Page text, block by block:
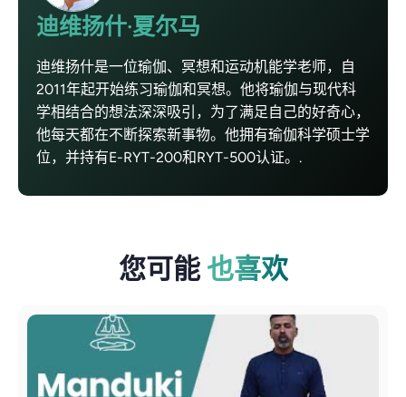
迪维扬什·夏尔马
迪维扬什是一位瑜伽、冥想和运动机能学老师，自
2011年起开始练习瑜伽和冥想。他将瑜伽与现代科
学相结合的想法深深吸引，为了满足自己的好奇心，
他每天都在不断探索新事物。他拥有瑜伽科学硕士学
位，并持有E-RYT-200和RYT-500认证。.
您可能 也喜欢